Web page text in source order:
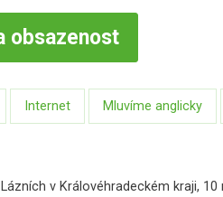
obsazenost
Internet Mluvíme anglicky
v Královéhradeckém kraji,